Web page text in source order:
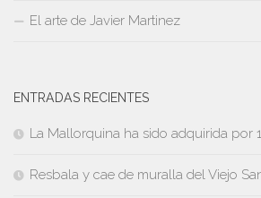
El arte de Javier Martinez
ENTRADAS RECIENTES
La Mallorquina ha sido adquirida por
Resbala y cae de muralla del Viejo